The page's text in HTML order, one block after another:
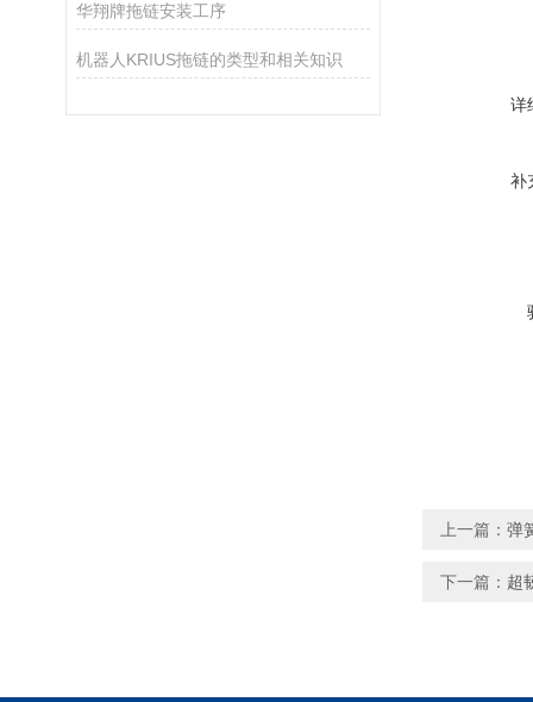
华翔牌拖链安装工序
机器人KRIUS拖链的类型和相关知识
详
补
上一篇： 弹
下一篇： 超